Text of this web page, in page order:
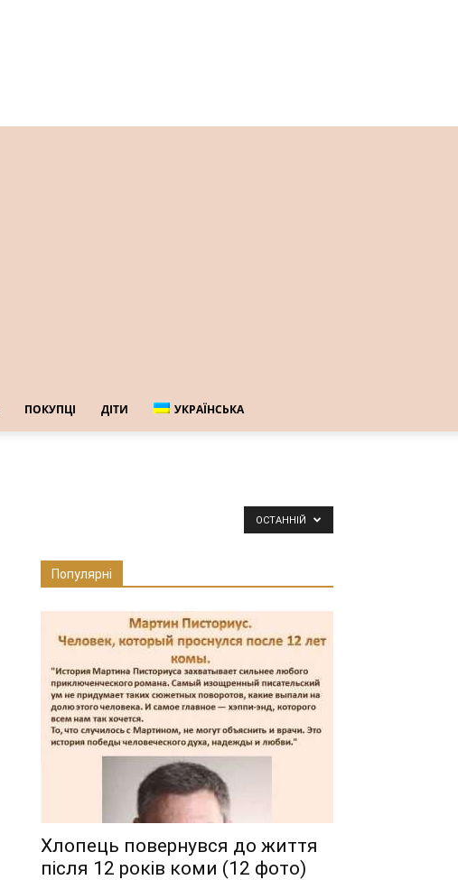
ПОКУПЦІ ДІТИ УКРАЇНСЬКА
ОСТАННІЙ
Популярні
Хлопець повернувся до життя
після 12 років коми (12 фото)